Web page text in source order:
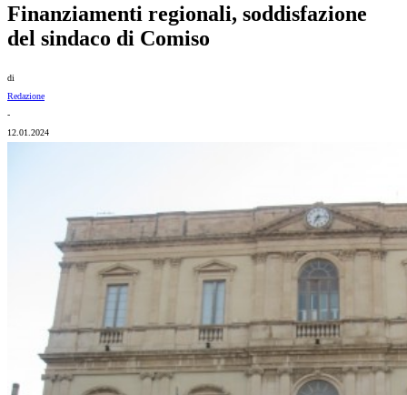
Finanziamenti regionali, soddisfazione
del sindaco di Comiso
di
Redazione
-
12.01.2024